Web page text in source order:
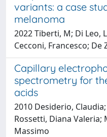
variants: a case
melanoma
2022 Tiberti, M; Di Leo,
Cecconi, Francesco; De
Capillary
spectrometry for
acids
2010 Desiderio,
Rossetti, Diana Valeria;
Massimo